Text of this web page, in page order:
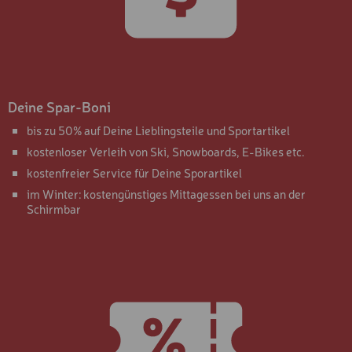
LANGLAUF SET
SKISCHUH BASIC
KINDER SKISCHUH
TOURENSKISCHUH
SKI-& BOARD-HELM
Deine Spar-Boni
bis zu 50% auf Deine Lieblingsteile und Sportartikel
kostenloser Verleih von Ski, Snowboards, E-Bikes etc.
kostenfreier Service für Deine Sporartikel
im Winter: kostengünstiges Mittagessen bei uns an der
Schirmbar